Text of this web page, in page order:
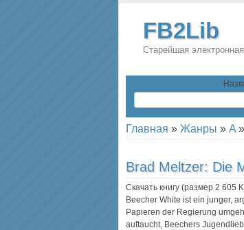
FB2Lib
Старейшая
Главная » Жанры » A »
Brad Meltzer: Die
Скачать книгу (размер 2 605
Beecher White ist ein junger,
Papieren der Regierung
auftaucht, Beechers